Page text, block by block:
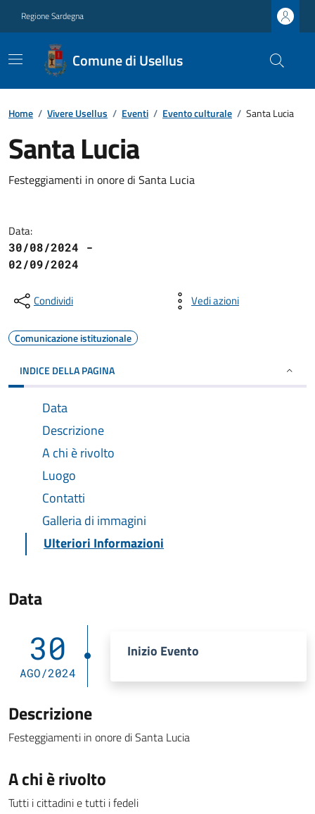
Regione Sardegna
Comune di Usellus
Home / Vivere Usellus / Eventi / Evento culturale / Santa Lucia
Santa Lucia
Festeggiamenti in onore di Santa Lucia
Data:
30/08/2024 -
02/09/2024
Condividi Vedi azioni
Comunicazione istituzionale
INDICE DELLA PAGINA
Data
Descrizione
A chi è rivolto
Luogo
Contatti
Galleria di immagini
Ulteriori Informazioni
Data
30
AGO/2024
Inizio Evento
Descrizione
Festeggiamenti in onore di Santa Lucia
A chi è rivolto
Tutti i cittadini e tutti i fedeli